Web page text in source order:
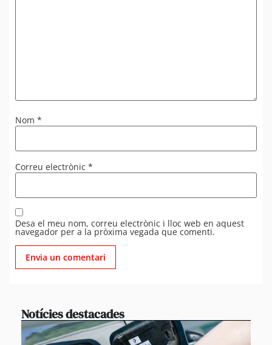
Nom *
Correu electrònic *
Desa el meu nom, correu electrònic i lloc web en aquest
navegador per a la pròxima vegada que comenti.
Notícies destacades